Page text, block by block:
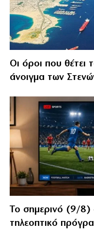
Οι όροι που θέτει
άνοιγμα των
Το σημερινό (9/8)
τηλεοπτικό